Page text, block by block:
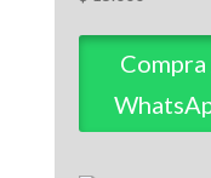
Compra